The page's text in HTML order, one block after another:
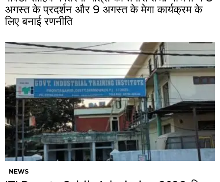
अगस्त के प्रदर्शन और 9 अगस्त के मेगा कार्यक्रम के
लिए बनाई रणनीति
NEWS